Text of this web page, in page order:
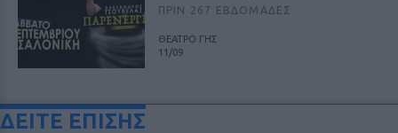
ΠΡΙΝ 267 ΕΒΔΟΜΆΔΕΣ
ΘΕΑΤΡΟ ΓΗΣ
11/09
ΔΕΙΤΕ ΕΠΙΣΗΣ